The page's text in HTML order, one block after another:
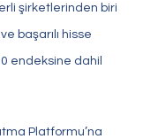
şirketlerinden biri
başarılı hisse
endeksine dahil
Platformu’na